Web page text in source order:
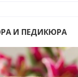
И ПЕДИКЮРА